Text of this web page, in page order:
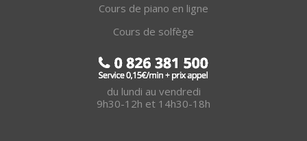
Cours de piano en ligne
Cours de solfège
du lundi au vendredi
9h30-12h et 14h30-18h